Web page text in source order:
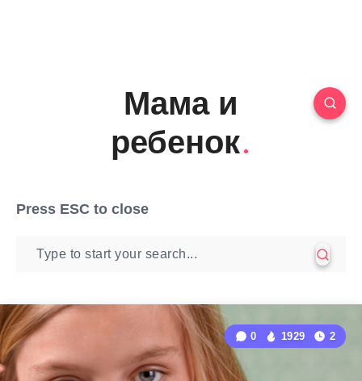
Мама и
ребенок
Press ESC to close
0 1929 2